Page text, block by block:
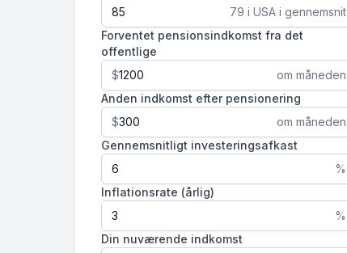
79 i USA i gennemsnit
Forventet pensionsindkomst fra det
offentlige
$
om måneden
Anden indkomst efter pensionering
$
om måneden
Gennemsnitligt investeringsafkast
%
Inflationsrate (årlig)
%
Din nuværende indkomst